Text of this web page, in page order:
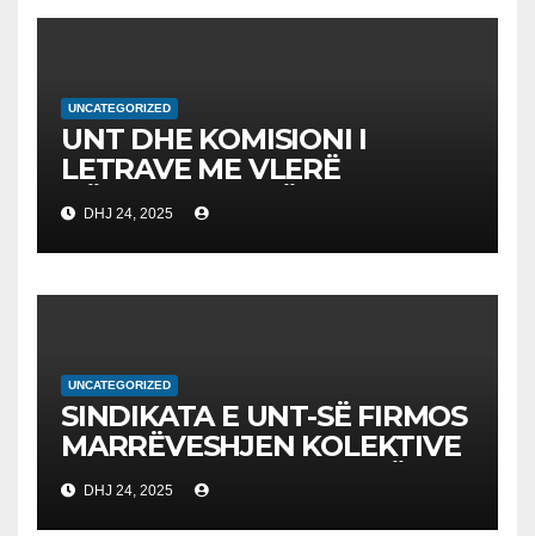
UNCATEGORIZED
UNT DHE KOMISIONI I
LETRAVE ME VLERË
NËNSHKRUAJNË
MEMORANDUM
BASHKËPUNIMI PËR
AVANCIMIN E EDUKIMIT
DHJ 24, 2025
UNCATEGORIZED
SINDIKATA E UNT-SË FIRMOS
MARRËVESHJEN KOLEKTIVE
ME KUVENDIN E RMV-SË
DHJ 24, 2025